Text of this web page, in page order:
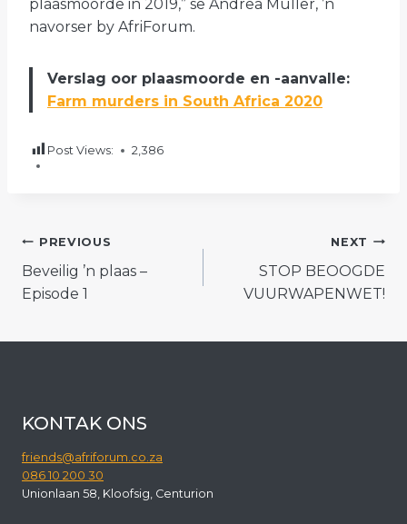
plaasmoorde in 2019,” sê Andrea Muller, ’n
navorser by AfriForum.
Verslag oor plaasmoorde en -aanvalle:
Farm murders in South Africa 2020
Post Views: 2,386
POST
NAVIGATION
PREVIOUS
Beveilig ’n plaas –
Episode 1
NEXT
STOP BEOOGDE
VUURWAPENWET!
KONTAK ONS
friends@afriforum.co.za
086 10 200 30
Unionlaan 58, Kloofsig, Centurion